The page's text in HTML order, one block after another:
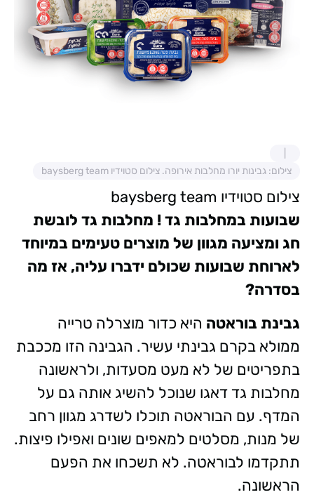
צילום: גבינות יורו מחלבות אירופה. צילום סטוידיו baysberg team
צילום סטוידיו baysberg team
שבועות במחלבות גד ! מחלבות גד לובשת
חג ומציעה מגוון של מוצרים טעימים במיוחד
לארוחת שבועות שכולם ידברו עליה, אז מה
בסדרה?
גבינת בוראטה היא כדור מוצרלה טרייה
ממולא בקרם גבינתי עשיר. הגבינה הזו מככבת
בתפריטים של לא מעט מסעדות, ולראשונה
מחלבות גד דאגו שנוכל להשיג אותה גם על
המדף. עם הבוראטה תוכלו לשדרג מגוון רחב
של מנות, מסלטים למאפים שונים ואפילו פיצות.
תתקדמו לבוראטה. לא תשכחו את הפעם
הראשונה.